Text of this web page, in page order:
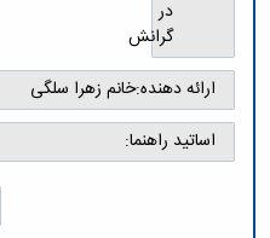
معاونت
تحصیلات
تکمیلی
ها
و
آئین
نامه
ها
فیزیک
ریاضی
و
آمار
نشریات
یافته
در
گرانش
ارائه دهنده:خانم زهرا سلگی
اساتید راهنما: